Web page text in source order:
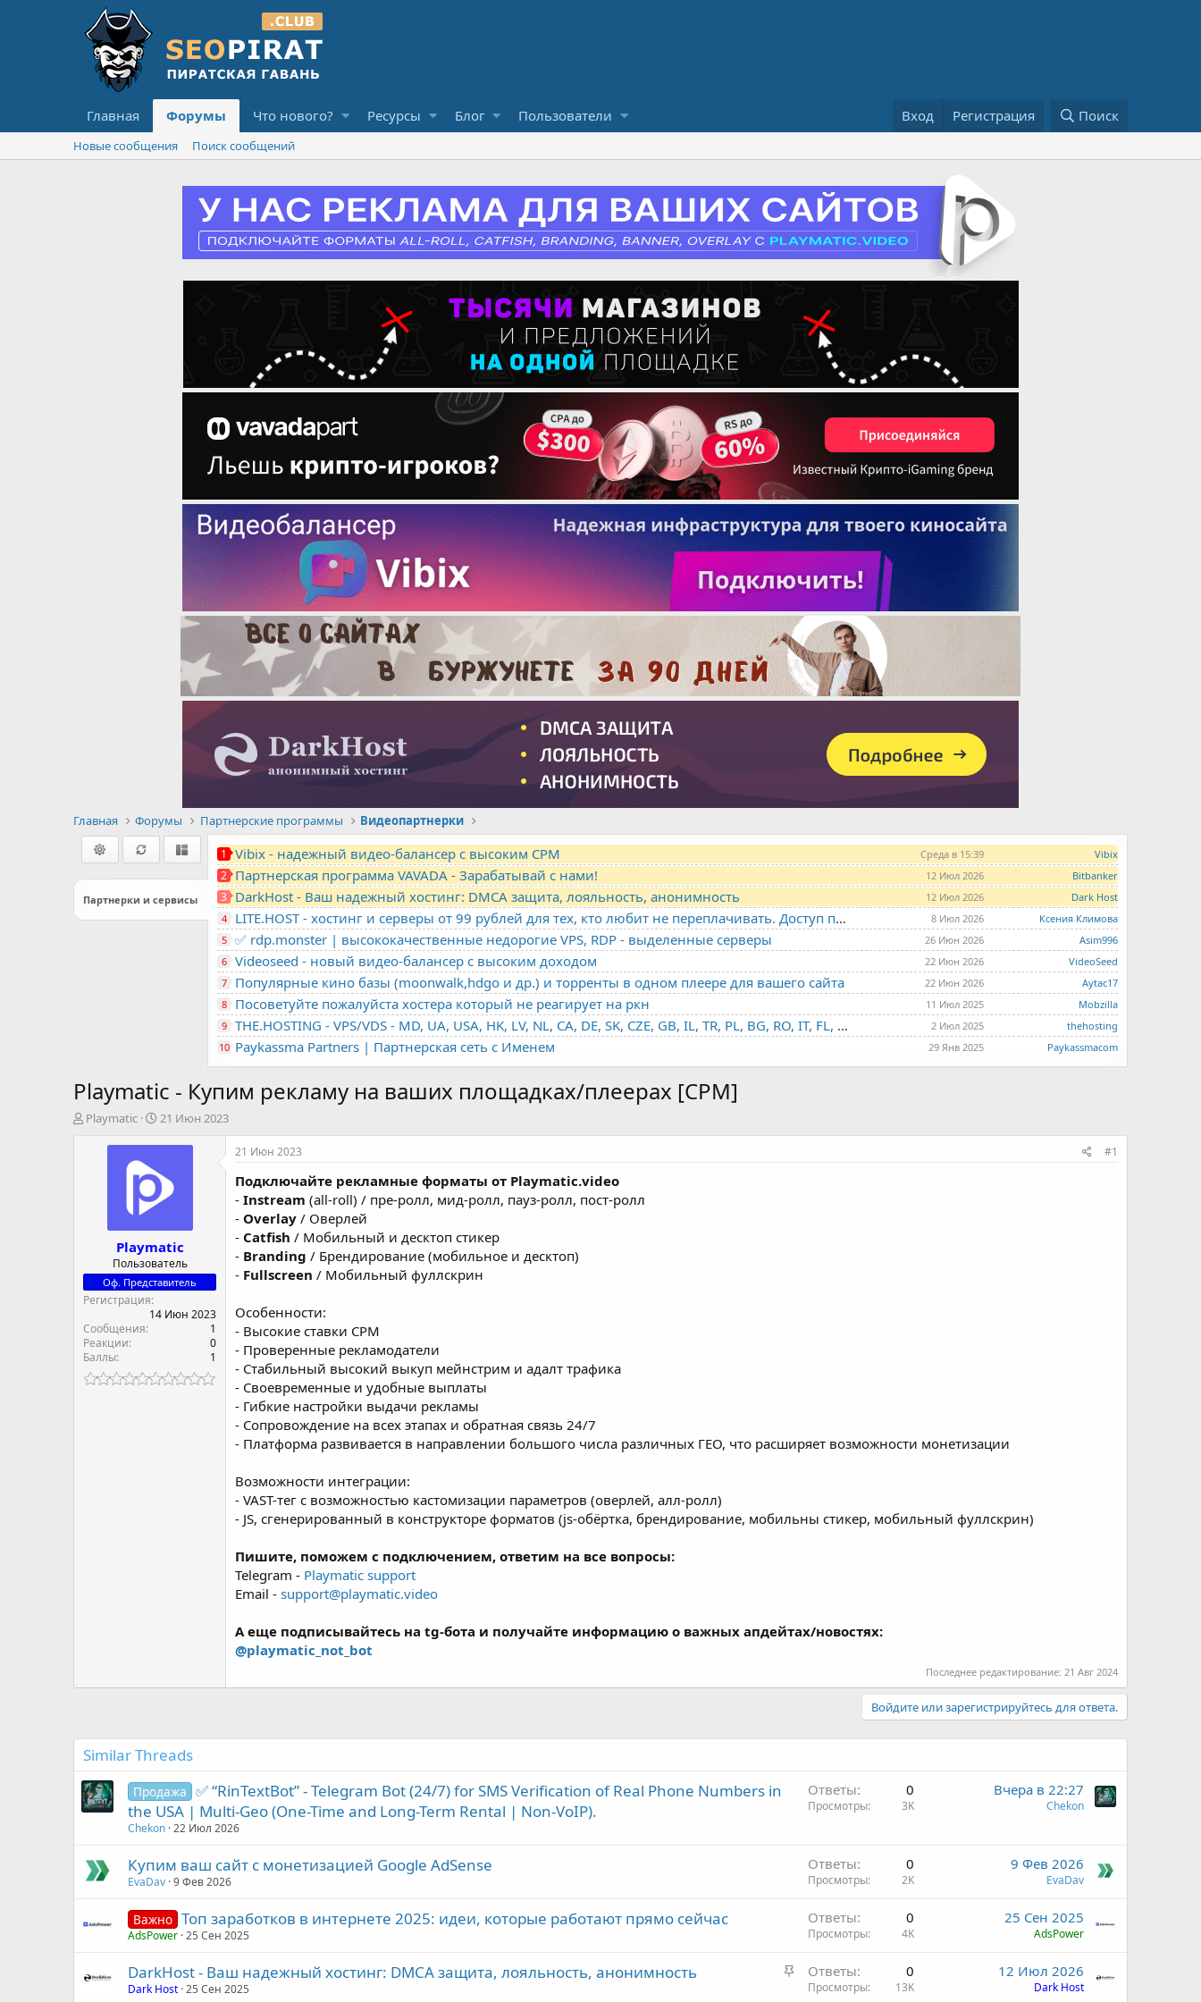
Главная Форумы Что нового? Ресурсы Блог Пользователи Вход Регистрация Поиск
Новые сообщения Поиск сообщений
Главная Форумы Партнерские программы Видеопартнерки
Партнерки и сервисы
1 Vibix - надежный видео-балансер с высоким CPM Среда в 15:39 Vibix
2 Партнерская программа VAVADA - Зарабатывай с нами! 12 Июл 2026 Bitbanker
3 DarkHost - Ваш надежный хостинг: DMCA защита, лояльность, анонимность 12 Июл 2026
Dark Host
4
LITE.HOST - хостинг и серверы от 99 рублей для тех, кто любит не переплачивать. Доступ по SSH, поддержка PHP, GIT, COMPOSER, сертификаты Let's Encrypt 8 Июл 2026
Ксения Климова
5
✅ rdp.monster | высококачественные недорогие VPS, RDP - выделенные серверы 26 Июн 2026
Asim996
6
Videoseed - новый видео-балансер с высоким доходом 22 Июн 2026
VideoSeed
7
Популярные кино базы (moonwalk,hdgo и др.) и торренты в одном плеере для вашего сайта 22 Июн 2026
Aytac17
8
Посоветуйте пожалуйста хостера который не реагирует на ркн 11 Июл 2025
Mobzilla
9
THE.HOSTING - VPS/VDS - MD, UA, USA, HK, LV, NL, CA, DE, SK, CZE, GB, IL, TR, PL, BG, RO, IT, FL, HU, PT. 2 Июл 2025
thehosting
10 Paykassma Partners | Партнерская сеть с Именем 29 Янв 2025 Paykassmacom
Playmatic - Купим рекламу на ваших площадках/плеерах [CPM]
А
Playmatic
Д
т
н
а
а
л
а
21 Июн 2023
Playmatic
Пользователь
Оф. Представитель
Регистрация
14 Июн 2023
Сообщения
1
Реакции
0
Баллы
1
21 Июн 2023 #1
Подключайте рекламные форматы от Playmatic.video
- Instream (all-roll) / пре-ролл, мид-ролл, пауз-ролл, пост-ролл
- Overlay / Оверлей
- Catfish / Мобильный и десктоп стикер
- Branding / Брендирование (мобильное и десктоп)
- Fullscreen / Мобильный фуллскрин
Особенности:
- Высокие ставки CPM
- Проверенные рекламодатели
- Стабильный высокий выкуп мейнстрим и адалт трафика
- Своевременные и удобные выплаты
- Гибкие настройки выдачи рекламы
- Сопровождение на всех этапах и обратная связь 24/7
- Платформа развивается в направлении большого числа различных ГЕО, что расширяет возможности монетизации
Возможности интеграции:
- VAST-тег с возможностью кастомизации параметров (оверлей, алл-ролл)
- JS, сгенерированный в конструкторе форматов (js-обёртка, брендирование, мобильны стикер, мобильный фуллскрин)
Пишите, поможем с подключением, ответим на все вопросы:
Telegram - Playmatic support
Email - support@playmatic.video
А еще подписывайтесь на tg-бота и получайте информацию о важных апдейтах/новостях:
@playmatic_not_bot
Последнее редактирование: 21 Авг 2024
Войдите или зарегистрируйтесь для ответа.
Similar Threads
Продажа ✅ “RinTextBot” - Telegram Bot (24/7) for SMS Verification of Real Phone Numbers in
the USA | Multi-Geo (One-Time and Long-Term Rental | Non-VoIP).
Chekon 22 Июл 2026
Ответы 0
Просмотры 3K
Вчера в 22:27
Chekon
Купим ваш сайт с монетизацией Google AdSense
EvaDav 9 Фев 2026
Ответы 0
Просмотры 2K
9 Фев 2026
EvaDav
Важно Топ заработков в интернете 2025: идеи, которые работают прямо сейчас
AdsPower 25 Сен 2025
Ответы 0
Просмотры 4K
25 Сен 2025
AdsPower
З
DarkHost - Ваш надежный хостинг: DMCA защита, лояльность, анонимность
Dark Host 25 Сен 2025
Ответы 0
Просмотры 13K
12 Июл 2026
Dark Host